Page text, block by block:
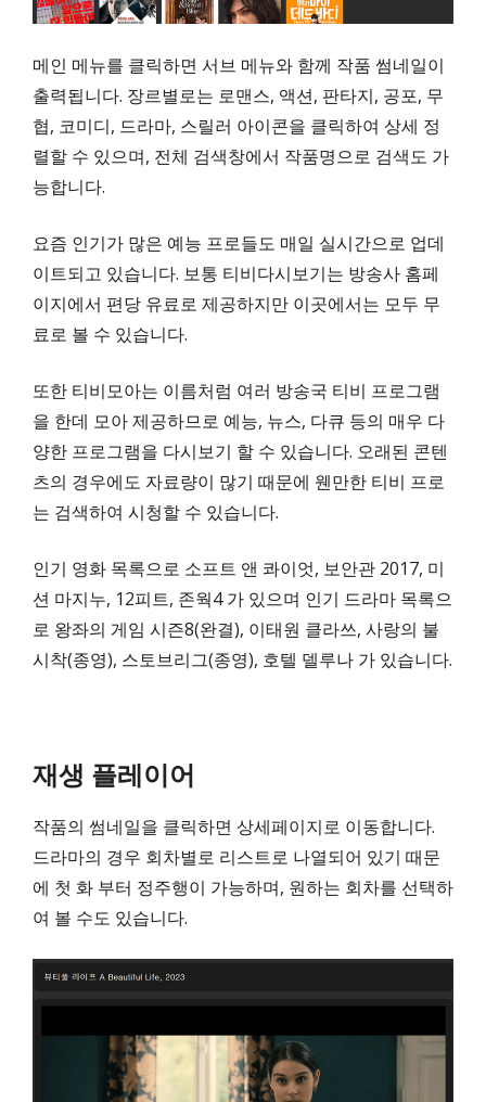
메인 메뉴를 클릭하면 서브 메뉴와 함께 작품 썸네일이
출력됩니다. 장르별로는 로맨스, 액션, 판타지, 공포, 무
협, 코미디, 드라마, 스릴러 아이콘을 클릭하여 상세 정
렬할 수 있으며, 전체 검색창에서 작품명으로 검색도 가
능합니다.
요즘 인기가 많은 예능 프로들도 매일 실시간으로 업데
이트되고 있습니다. 보통 티비다시보기는 방송사 홈페
이지에서 편당 유료로 제공하지만 이곳에서는 모두 무
료로 볼 수 있습니다.
또한 티비모아는 이름처럼 여러 방송국 티비 프로그램
을 한데 모아 제공하므로 예능, 뉴스, 다큐 등의 매우 다
양한 프로그램을 다시보기 할 수 있습니다. 오래된 콘텐
츠의 경우에도 자료량이 많기 때문에 웬만한 티비 프로
는 검색하여 시청할 수 있습니다.
인기 영화 목록으로 소프트 앤 콰이엇, 보안관 2017, 미
션 마지누, 12피트, 존웍4 가 있으며 인기 드라마 목록으
로 왕좌의 게임 시즌8(완결), 이태원 클라쓰, 사랑의 불
시착(종영), 스토브리그(종영), 호텔 델루나 가 있습니다.
재생 플레이어
작품의 썸네일을 클릭하면 상세페이지로 이동합니다.
드라마의 경우 회차별로 리스트로 나열되어 있기 때문
에 첫 화 부터 정주행이 가능하며, 원하는 회차를 선택하
여 볼 수도 있습니다.